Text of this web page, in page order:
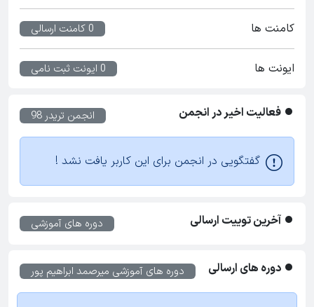
کامنت ها 0 کامنت ارسالی
ایونت ها 0 ایونت ثبت نامی
فعالیت اخیر در انجمن انجمن تریدر 98
گفتگویی در انجمن برای این کاربر یافت نشد !
آخرین توییت ارسالی دوره های آموزشی
دوره های ارسالی دوره های آموزشی میرصمد ابراهیم پور